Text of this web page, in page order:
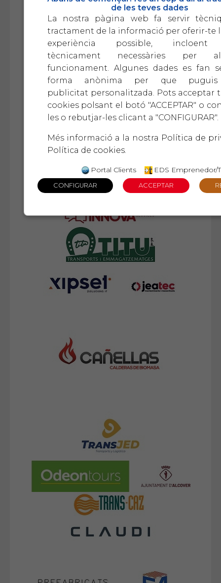
de les teves dades
La nostra pàgina web fa servir
tractament de la informació per oferir-te
experiència possible, incloent
tècnicament necessàries per
funcionament. Algunes dades es fan
forma anònima per que
publicitat personalitzada. Pots acceptar
cookies polsant el botó "ACCEPTAR" o
les o rebutjar-les clicant a "CONFIGURAR".
Més informació a la nostra Política de
Política de cookies.
Portal Clients EDS Emprenedor/